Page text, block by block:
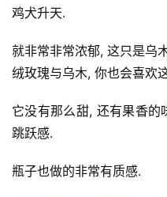
鸡犬升天.
就非常非常浓郁, 这只是乌
绒玫瑰与乌木, 你也会喜欢
它没有那么甜, 还有果香的
跳跃感.
瓶子也做的非常有质感.